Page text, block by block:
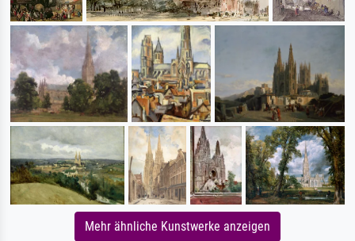
Mehr ähnliche Kunstwerke anzeigen